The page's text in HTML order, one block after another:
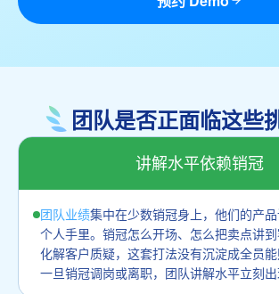
团队是否正面临这些
讲解水平依赖销冠
团队业绩集中在少数销冠身上，他们的产
个人手里。销冠怎么开场、怎么把卖点讲
化解客户质疑，这套打法没有沉淀成全员能
一旦销冠调岗或离职，团队讲解水平立刻出